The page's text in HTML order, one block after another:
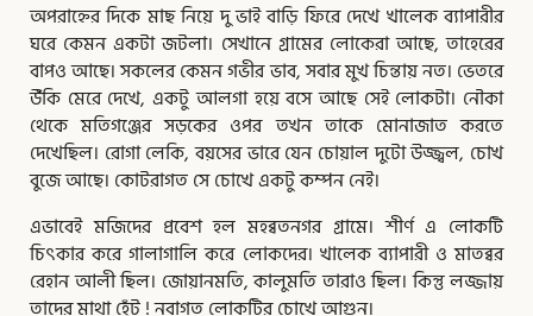
অপরাহ্নের দিকে মাছ নিয়ে দু ভাই বাড়ি ফিরে দেখে খালেক ব্যাপারীর
ঘরে কেমন একটা জটলা। সেখানে গ্রামের লোকেরা আছে, তাহেরের
বাপও আছে। সকলের কেমন গভীর ভাব, সবার মুখ চিন্তায় নত। ভেতরে
উঁকি মেরে দেখে, একটু আলগা হয়ে বসে আছে সেই লোকটা। নৌকা
থেকে মতিগঞ্জের সড়কের ওপর তখন তাকে মোনাজাত করতে
দেখেছিল। রোগা লেকি, বয়সের ভারে যেন চোয়াল দুটো উজ্জ্বল, চোখ
বুজে আছে। কোটরাগত সে চোখে একটু কম্পন নেই।
এভাবেই মজিদের প্রবেশ হল মহব্বতনগর গ্রামে। শীর্ণ এ লোকটি
চিৎকার করে গালাগালি করে লোকদের। খালেক ব্যাপারী ও মাতব্বর
রেহান আলী ছিল। জোয়ানমতি, কালুমতি তারাও ছিল। কিন্তু লজ্জায়
তাদের মাথা হেঁট ! নবাগত লোকটির চোখে আগুন।